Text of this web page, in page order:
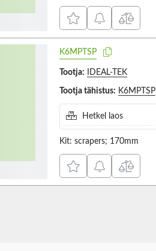
K6MPTSP
Tootja: IDEAL-TEK
Tootja tähistus: K6MPTSP
Hetkel laos
Kit: scrapers; 170mm